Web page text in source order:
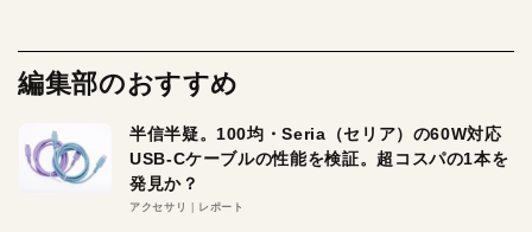
編集部のおすすめ
半信半疑。100均・Seria（セリア）の60W対応
USB-Cケーブルの性能を検証。超コスパの1本を
発見か？
アクセサリ レポート